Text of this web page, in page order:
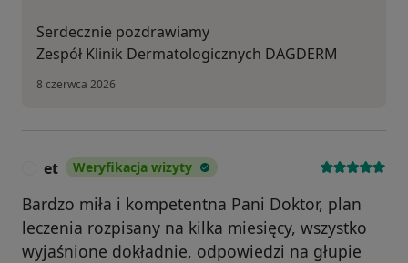
Serdecznie pozdrawiamy
Zespół Klinik Dermatologicznych DAGDERM
8 czerwca 2026
et Weryfikacja wizyty
Bardzo miła i kompetentna Pani Doktor, plan
leczenia rozpisany na kilka miesięcy, wszystko
wyjaśnione dokładnie, odpowiedzi na głupie